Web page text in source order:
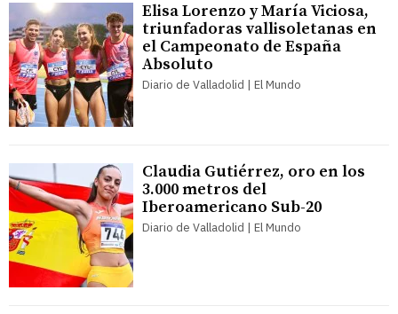
Elisa Lorenzo y María Viciosa,
triunfadoras vallisoletanas en
el Campeonato de España
Absoluto
Diario de Valladolid | El Mundo
Claudia Gutiérrez, oro en los
3.000 metros del
Iberoamericano Sub-20
Diario de Valladolid | El Mundo